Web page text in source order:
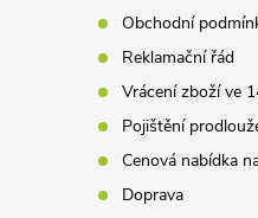
Obchodní
Reklamační řád
Vrácení zboží ve
Pojištění
Cenová nabídka
Doprava